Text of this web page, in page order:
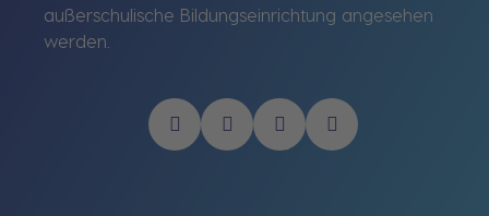
außerschulische Bildungseinrichtung angesehen
werden.